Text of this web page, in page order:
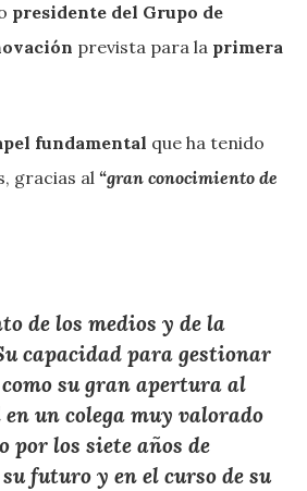
presidente del Grupo de
prevista para la primera
fundamental que ha tenido
gracias al“gran conocimiento de
de los medios y de la
capacidad para gestionar
su gran apertura al
un colega muy valorado
por los siete años de
futuro y en el curso de su